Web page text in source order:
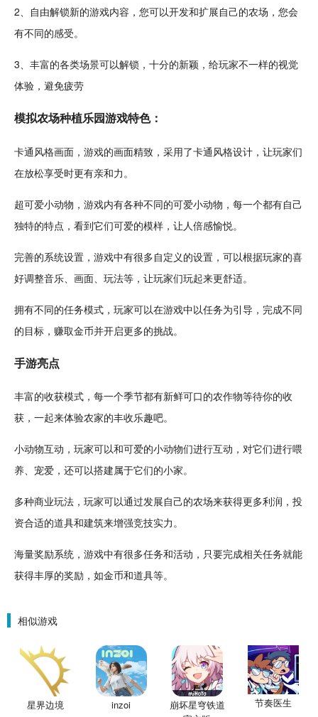
2、自由解锁新的游戏内容，您可以开发和扩展自己的农场，您会
有不同的感受。
3、丰富的各类场景可以解锁，十分的新颖，给玩家不一样的视觉
体验，避免疲劳
模拟农场种植乐园游戏特色：
卡通 风格画面，游戏的画面精致，采用了卡通风格设计 ，让玩家们
在放松享受时更有亲和力。
超可爱小动物 ，游戏内有各种不同的可爱小动物，每一个都有自己
独特的特点，看到它们可爱的模样，让人倍感愉悦。
完善的系统设置，游戏中有很多自定义的设置，可以根据玩家的喜
好调整音乐 、画面、玩法等，让玩家们玩起来更舒适。
拥有不同的任务模式，玩家可以在游戏中以任务为引导，完成不同
的目标，赚取金币并开启更多的挑战。
手游亮点
丰富的收获模式，每一个季节都有新鲜可口的农作物等待你的收
获，一起来体验农家的丰收乐趣吧。
小动物互动 ，玩家可以和可爱的小动物们进行互动，对它们进行喂
养、宠爱，还可以搭建属于它们的小家。
多种商业玩法，玩家可以通过发展自己的农场来获得更多利润， 投
资合适的道具和建筑来增强竞技实力。
海量奖励系统，游戏中有很多任务和活动，只要完成相关任务就能
获得丰厚的奖励，如金币和道具等。
相似游戏
星界边境 inzoi
崩坏星穹铁道
节奏医生